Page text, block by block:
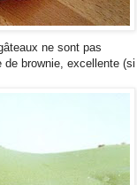
ne sont pas
brownie, excellente (si